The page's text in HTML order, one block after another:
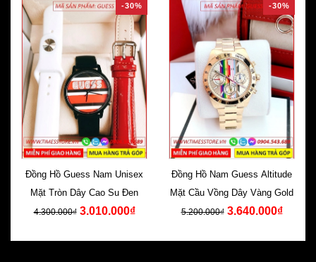
-30%
Đồng Hồ Guess Nam Unisex
Mặt Tròn Dây Cao Su Đen
4.300.000₫ 3.010.000₫
-30%
Đồng Hồ Nam Guess Altitude
Mặt Cầu Vồng Dây Vàng Gold
5.200.000₫ 3.640.000₫